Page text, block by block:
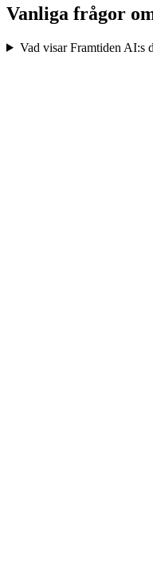
Vanliga frågor
Vad visar Framtiden AI:s